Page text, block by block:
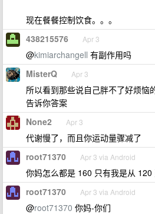
现在餐餐控制饮食。。。
438215576 Apr 3
@kimiarchangell 有副作用吗
MisterQ Apr 3
所以看到那些说自己胖不了好烦恼
告诉你答案
None2 Apr 3
代谢慢了，而且你运动量骤减了
root71370 Apr 3 via Android
你妈怎么都是 160 只有我是从 120
root71370 Apr 3 via Android
@root71370 你妈-你们